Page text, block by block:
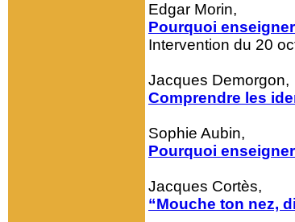
Edgar Morin,
Pourquoi
Intervention du 20
Jacques Demorgon,
Comprendre les
Sophie Aubin,
Pourquoi
Jacques Cortès,
“Mouche ton nez,